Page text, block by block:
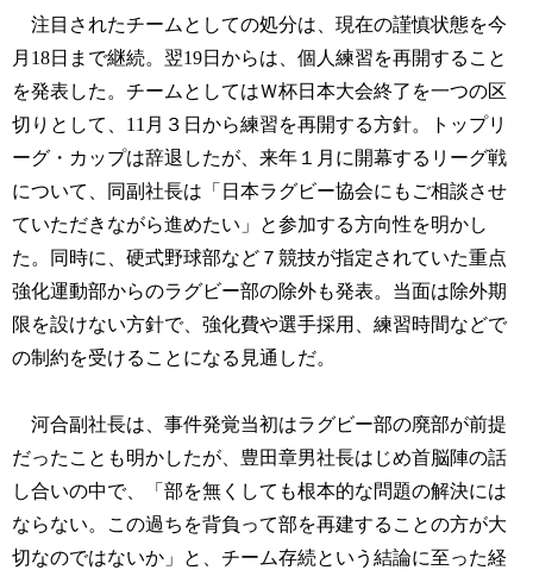
注目されたチームとしての処分は、現在の謹慎状態を今
月18日まで継続。翌19日からは、個人練習を再開すること
を発表した。チームとしてはＷ杯日本大会終了を一つの区
切りとして、11月３日から練習を再開する方針。トップリ
ーグ・カップは辞退したが、来年１月に開幕するリーグ戦
について、同副社長は「日本ラグビー協会にもご相談させ
ていただきながら進めたい」と参加する方向性を明かし
た。同時に、硬式野球部など７競技が指定されていた重点
強化運動部からのラグビー部の除外も発表。当面は除外期
限を設けない方針で、強化費や選手採用、練習時間などで
の制約を受けることになる見通しだ。
河合副社長は、事件発覚当初はラグビー部の廃部が前提
だったことも明かしたが、豊田章男社長はじめ首脳陣の話
し合いの中で、「部を無くしても根本的な問題の解決には
ならない。この過ちを背負って部を再建することの方が大
切なのではないか」と、チーム存続という結論に至った経